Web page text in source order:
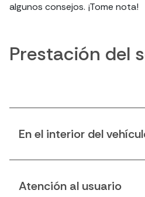
algunos consejos. ¡Tome nota!
Prestación del
En el interior del
Atención al usuario